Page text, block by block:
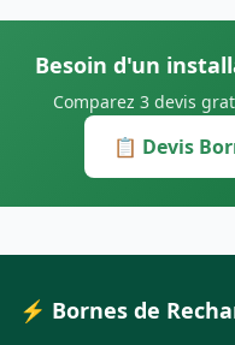
Besoin d'un
Comparez 3 devis
📋 Devis
⚡ Bornes de